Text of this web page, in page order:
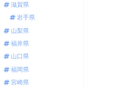
滋賀県
岩手県
山梨県
福井県
山口県
福岡県
宮崎県